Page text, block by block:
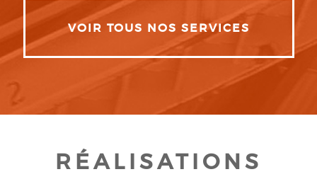
VOIR TOUS NOS SERVICES
RÉALISATIONS